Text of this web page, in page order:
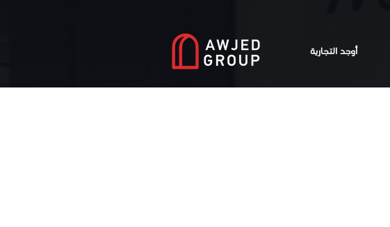
أوجد التجارية